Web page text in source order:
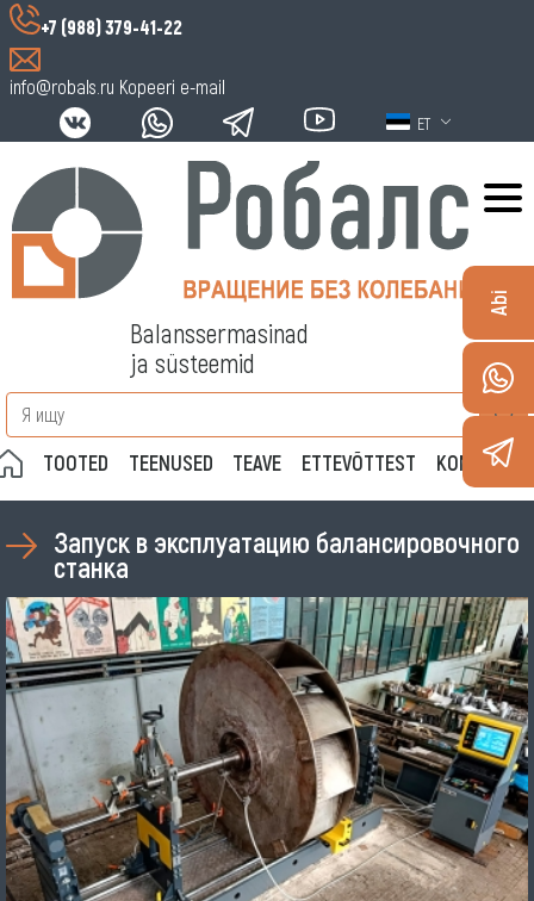
+7 (988) 379-41-22
info@robals.ru Kopeeri e-mail
ET
Balanssermasinad
ja süsteemid
TOOTED TEENUSED TEAVE ETTEVÕTTEST KONTAKTID
Запуск в эксплуатацию балансировочного
станка
Abi